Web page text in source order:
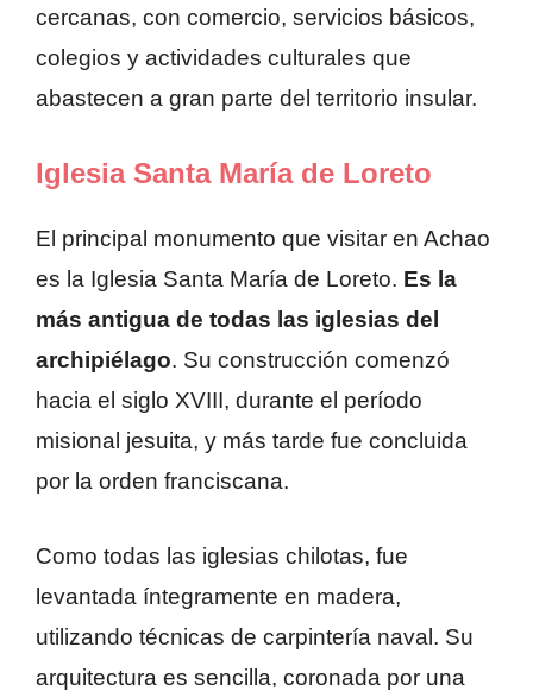
cercanas, con comercio, servicios básicos,
colegios y actividades culturales que
abastecen a gran parte del territorio insular.
Iglesia Santa María de Loreto
El principal monumento que visitar en Achao
es la Iglesia Santa María de Loreto. Es la
más antigua de todas las iglesias del
archipiélago. Su construcción comenzó
hacia el siglo XVIII, durante el período
misional jesuita, y más tarde fue concluida
por la orden franciscana.
Como todas las iglesias chilotas, fue
levantada íntegramente en madera,
utilizando técnicas de carpintería naval. Su
arquitectura es sencilla, coronada por una